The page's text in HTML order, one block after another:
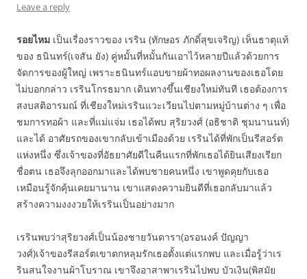
Leave a reply
รอยไหม เป็นเรื่องราวของ เรริน (ทักษอร ภักดิ์สุขเจริญ) เห็นธาตุแท้
ของ ธนินทร์(เจสัน ยัง) คู่หมั้นที่หมั้นกันเอาไว้หลายปีแล้วด้วยการ
จัดการของผู้ใหญ่ เพราะธนินทร์แอบขายผ้าทอผลงานของเธอโดย
ไม่บอกกล่าว เรรินโกรธมาก เดินทางขึ้นเชียงใหม่ทันที เธอต้องการ
สงบสติอารมณ์ ที่เชียงใหม่เรรินแวะเวียนไปตามหมู่บ้านต่าง ๆ เพื่อ
ชมการทอผ้า และที่แม่แจ่ม เธอได้พบ สุริยวงศ์ (อธิชาติ ชุมนานนท์)
และได้ อาศัยรถของเขากลับเข้าเมืองด้วย เรรินได้ที่พักเป็นรีสอร์ต
แห่งหนึ่ง ซึ่งเจ้าของที่อัธยาศัยดีในคืนแรกที่พักเธอได้ยินเสียงเรียก
ชื่อตน เธอจึงลุกออกมาและได้พบชายคนหนึ่ง เขาพูดคุยกับเธอ
เหมือนรู้จักคุ้นเคยมานาน เขาแสดงความยินดีที่เธอกลับมาแล้ว
สร้างความงงงวยให้เรรินเป็นอย่างมาก
เรรินพบว่าสุริยวงศ์เป็นน้องชายวันดารา(อรอนงค์ ปัญญา
วงศ์)เจ้าของรีสอร์ตเขาตกหลุมรักเธอตั้งแต่แรกพบ และเมื่อรู้ว่าเร
รินสนใจงานผ้าโบราณ เขาจึงอาสาพาเรรินไปพบ บัวเงิน(พิสมัย